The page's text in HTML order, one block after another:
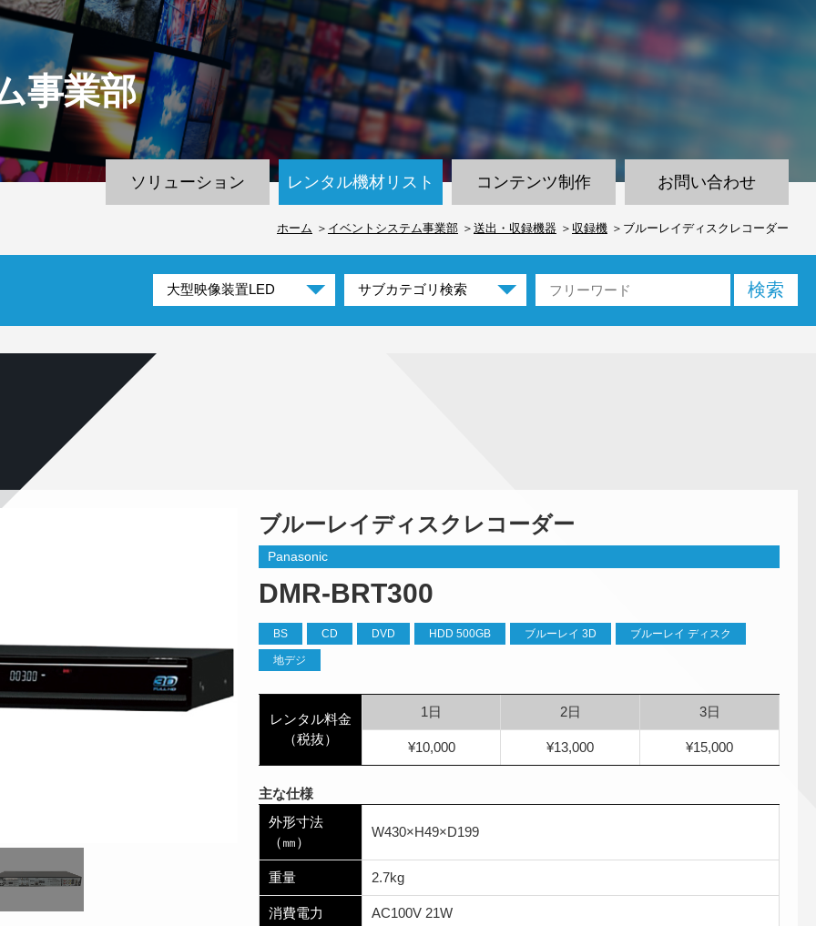
事業部
ソリューション レンタル機材リスト コンテンツ制作 お問い合わせ
ホーム イベントシステム事業部 送出・収録機器 収録機 ブルーレイディスクレコーダー
ブルーレイディスクレコーダー
Panasonic
DMR-BRT300
BS CD DVD HDD 500GB ブルーレイ 3D ブルーレイ ディスク
地デジ
レンタル料金
（税抜）
1日 2日 3日
¥10,000 ¥13,000 ¥15,000
主な仕様
外形寸法
（㎜）
W430×H49×D199
重量 2.7kg
消費電力 AC100V 21W